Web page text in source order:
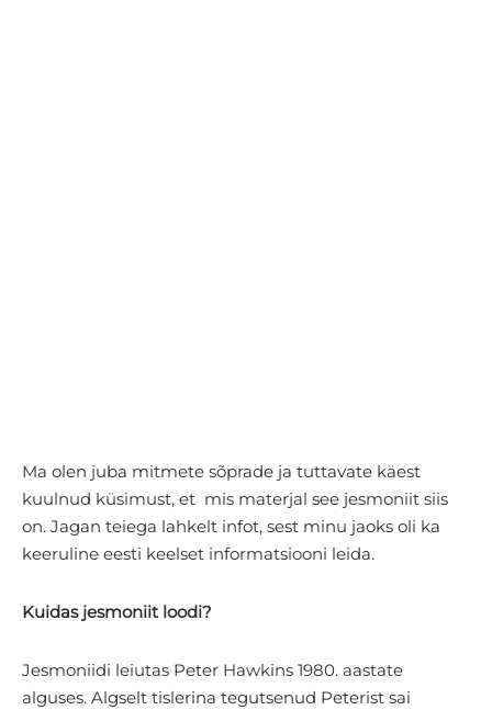
Ma olen juba mitmete sõprade ja tuttavate käest
kuulnud küsimust, et mis materjal see jesmoniit siis
on. Jagan teiega lahkelt infot, sest minu jaoks oli ka
keeruline eesti keelset informatsiooni leida.
Kuidas jesmoniit loodi?
Jesmoniidi leiutas Peter Hawkins 1980. aastate
alguses. Algselt tislerina tegutsenud Peterist sai